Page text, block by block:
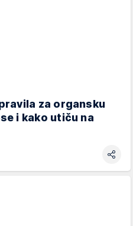
za organsku
i kako utiču na